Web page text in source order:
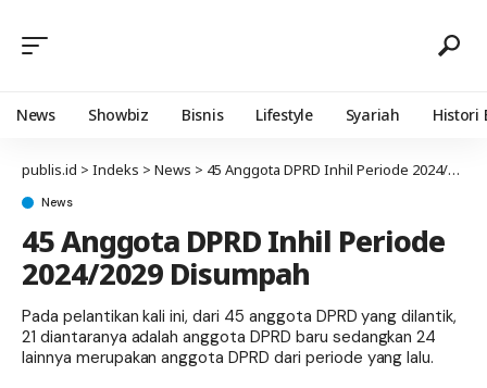
News Showbiz Bisnis Lifestyle Syariah Histori
publis.id > Indeks > News > 45 Anggota DPRD Inhil Periode 2024/2029 Disumpah
News
45 Anggota DPRD Inhil Periode
2024/2029 Disumpah
Pada pelantikan kali ini, dari 45 anggota DPRD yang dilantik,
21 diantaranya adalah anggota DPRD baru sedangkan 24
lainnya merupakan anggota DPRD dari periode yang lalu.